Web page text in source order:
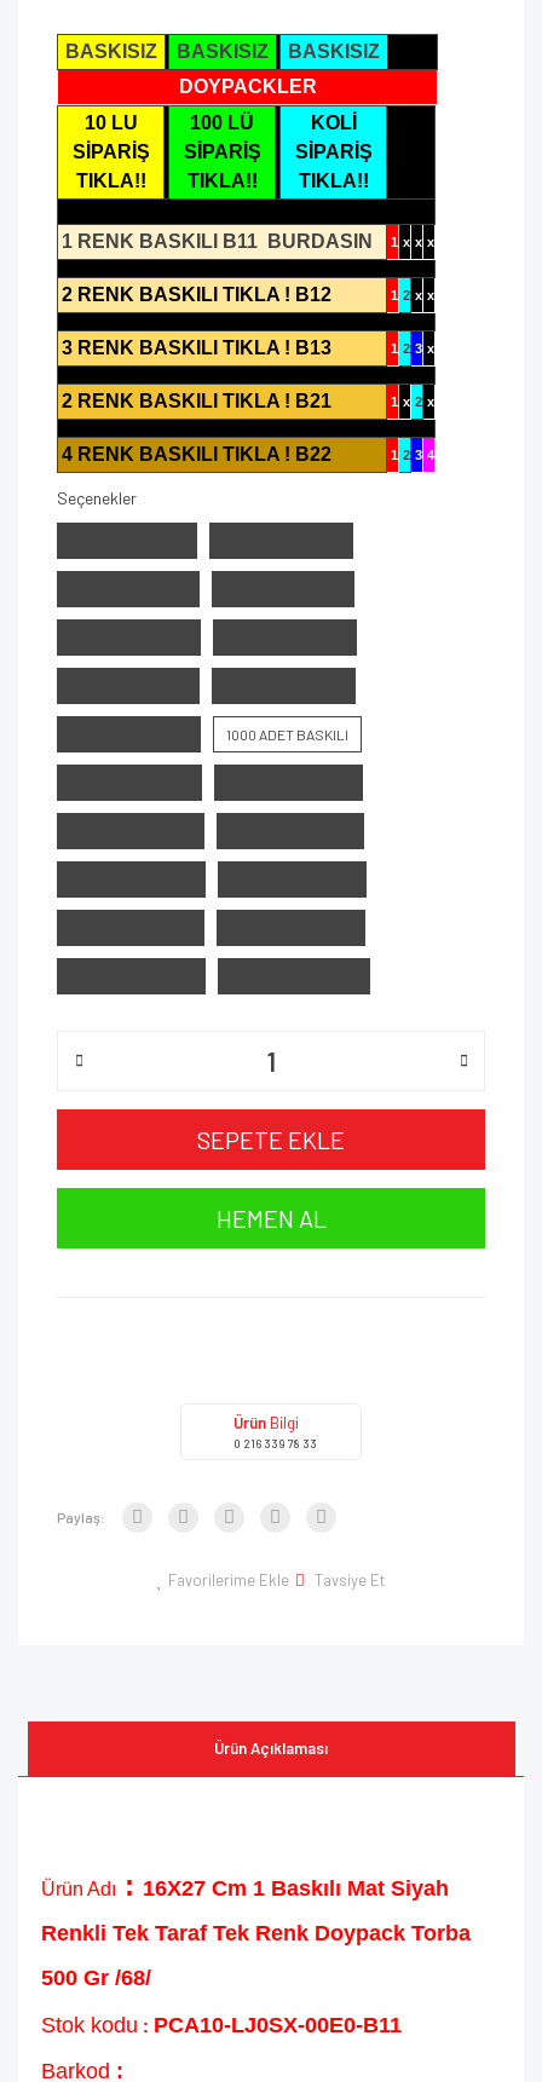
BASKISIZ BASKISIZ
BASKISIZ
DOYPACKLER
10 LU
SİPARİŞ
TIKLA!!
100 LÜ
SİPARİŞ
TIKLA!!
KOLİ
SİPARİŞ
TIKLA!!
1 RENK BASKILI B11 BURDASIN 1 x x x
2 RENK BASKILI TIKLA ! B12 1 2 x x
3 RENK BASKILI TIKLA ! B13 1 2 3 x
2 RENK BASKILI TIKLA ! B21 1 x 2 x
4 RENK BASKILI TIKLA ! B22 1 2 3 4
Seçenekler
1000 ADET BASKILI
SEPETE EKLE
HEMEN AL
Ürün Bilgi
0 216 339 78 33
Paylaş:
Favorilerime Ekle Tavsiye Et
Ürün Açıklaması
Ürün Adı : 16X27 Cm 1 Baskılı Mat Siyah
Renkli Tek Taraf Tek Renk Doypack Torba
500 Gr /68/
Stok kodu : PCA10-LJ0SX-00E0-B11
Barkod :